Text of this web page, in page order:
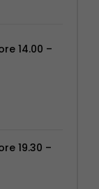
14.00 –
19.30 –